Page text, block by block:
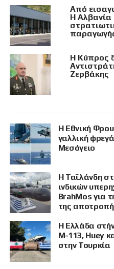
Από
Η
Η Κύπρος
Ζερβάκης
Η Εθνική
γαλλική
Μεσόγειο
Η Ταϊλάνδη
ινδικών
BrahMos για
της
Η Ελλάδα
M-113, Huey
στην Τουρκία